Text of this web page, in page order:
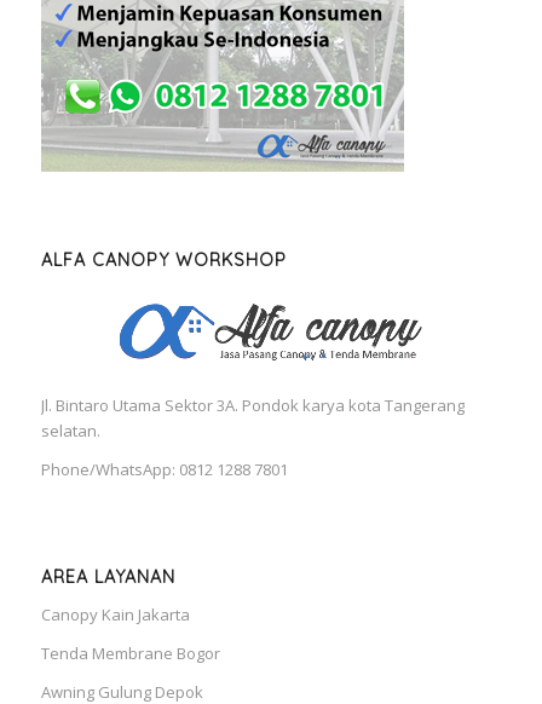
ALFA CANOPY WORKSHOP
Jl. Bintaro Utama Sektor 3A. Pondok karya kota Tangerang
selatan.
Phone/WhatsApp: 0812 1288 7801
AREA LAYANAN
Canopy Kain Jakarta
Tenda Membrane Bogor
Awning Gulung Depok